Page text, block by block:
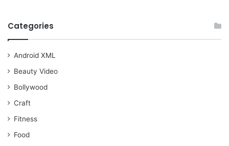
Categories
Android XML
Beauty Video
Bollywood
Craft
Fitness
Food